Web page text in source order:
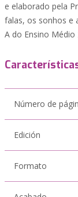
e elaborado pela
falas, os sonhos e
A do Ensino Médio
Número de
Edición
Formato